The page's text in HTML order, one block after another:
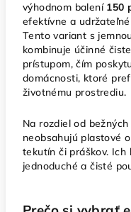
výhodnom balení 150
efektívne a
Tento variant s
kombinuje účinné
prístupom, čím
domácnosti, ktoré
životnému prostrediu.
Na rozdiel od
neobsahujú plastové
tekutín či práškov. Ich
jednoduché a čisté